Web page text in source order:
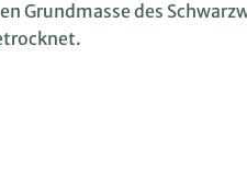
Grundmasse des